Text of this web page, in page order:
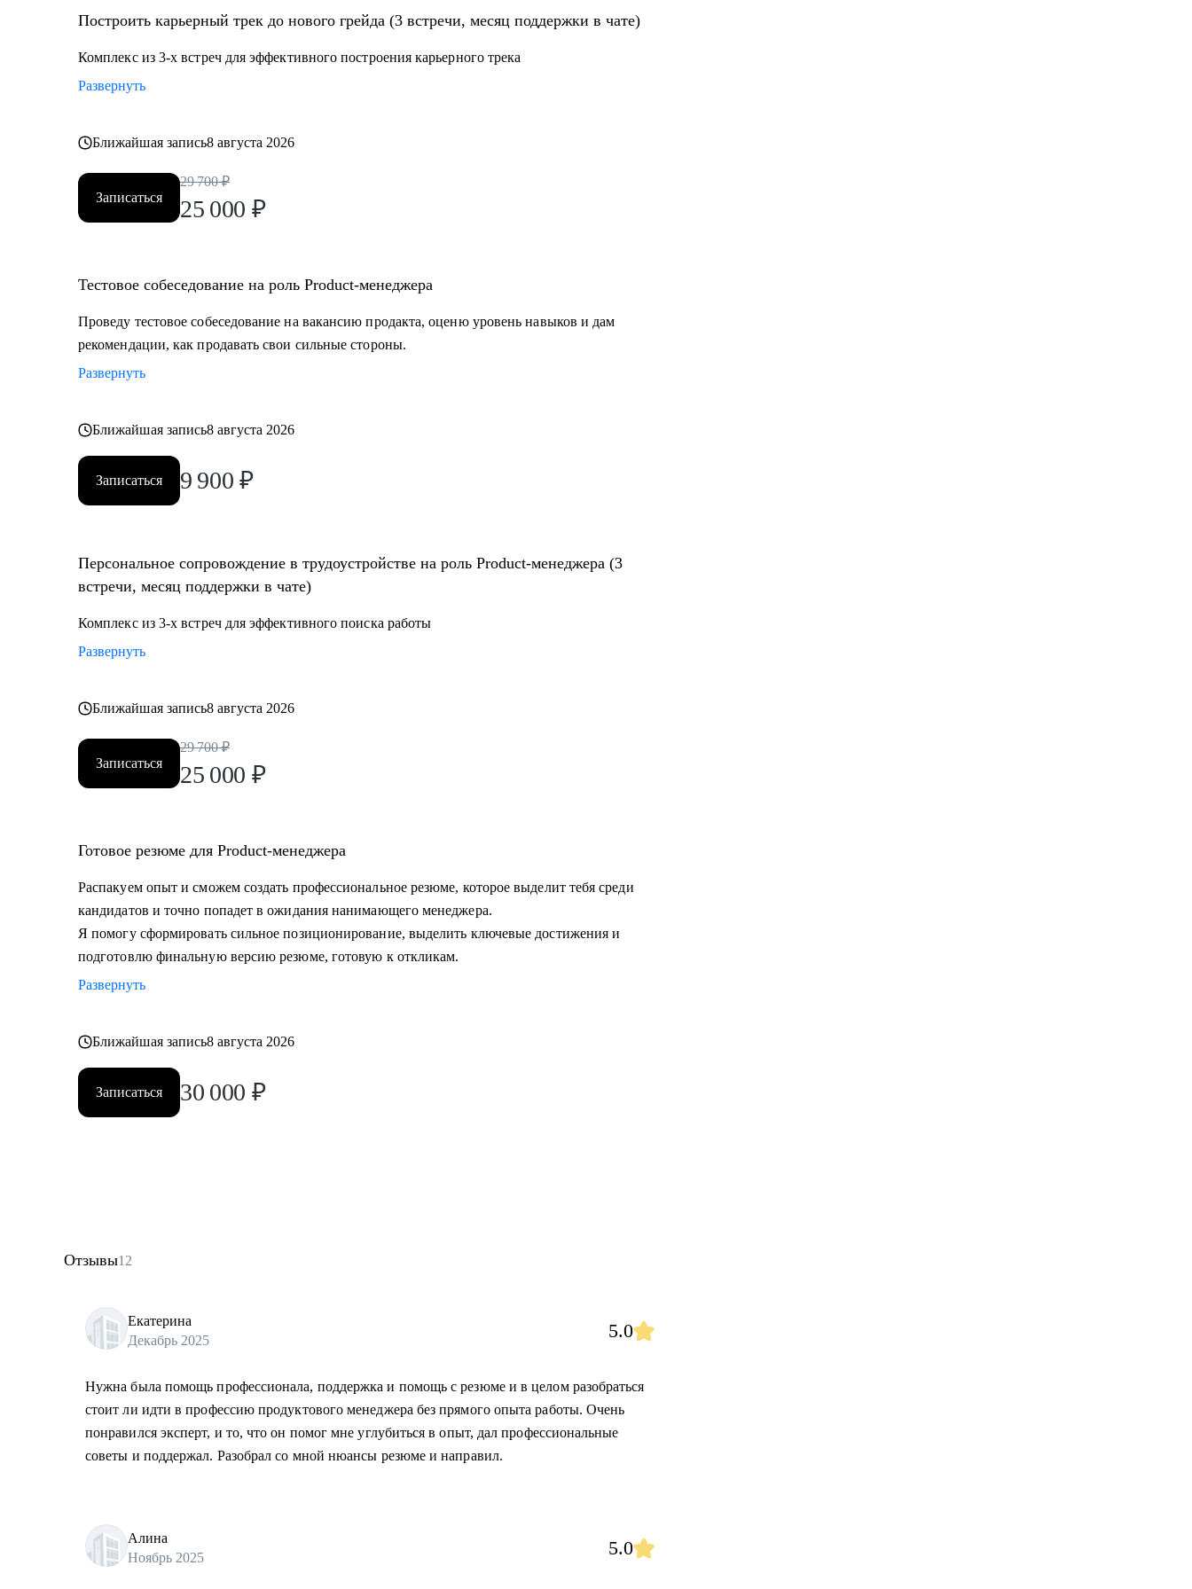
• Project-менеджерам и маркетологам, кто хочет перейти в продукт и вырасти в зарплате
Построить карьерный трек до нового грейда (3 встречи, месяц поддержки в чате)
Комплекс из 3-х встреч для эффективного построения карьерного трека
Развернуть
Ближайшая запись8 августа 2026
Записаться
29 700 ₽
25 000 ₽
Тестовое собеседование на роль Product-менеджера
Проведу тестовое собеседование на вакансию продакта, оценю уровень навыков и дам
рекомендации, как продавать свои сильные стороны.
Развернуть
Ближайшая запись8 августа 2026
Записаться 9 900 ₽
Персональное сопровождение в трудоустройстве на роль Product-менеджера (3
встречи, месяц поддержки в чате)
Комплекс из 3-х встреч для эффективного поиска работы
Развернуть
Ближайшая запись8 августа 2026
Записаться
29 700 ₽
25 000 ₽
Готовое резюме для Product-менеджера
Распакуем опыт и сможем создать профессиональное резюме, которое выделит тебя среди
кандидатов и точно попадет в ожидания нанимающего менеджера.
Я помогу сформировать сильное позиционирование, выделить ключевые достижения и
подготовлю финальную версию резюме, готовую к откликам.
Развернуть
Ближайшая запись8 августа 2026
Записаться 30 000 ₽
Отзывы12
Екатерина
Декабрь 2025
5.0
Нужна была помощь профессионала, поддержка и помощь с резюме и в целом разобраться
стоит ли идти в профессию продуктового менеджера без прямого опыта работы. Очень
понравился эксперт, и то, что он помог мне углубиться в опыт, дал профессиональные
советы и поддержал. Разобрал со мной нюансы резюме и направил.
Алина
Ноябрь 2025
5.0